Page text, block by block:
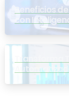
Beneficios
con
Transforma
Intelligence